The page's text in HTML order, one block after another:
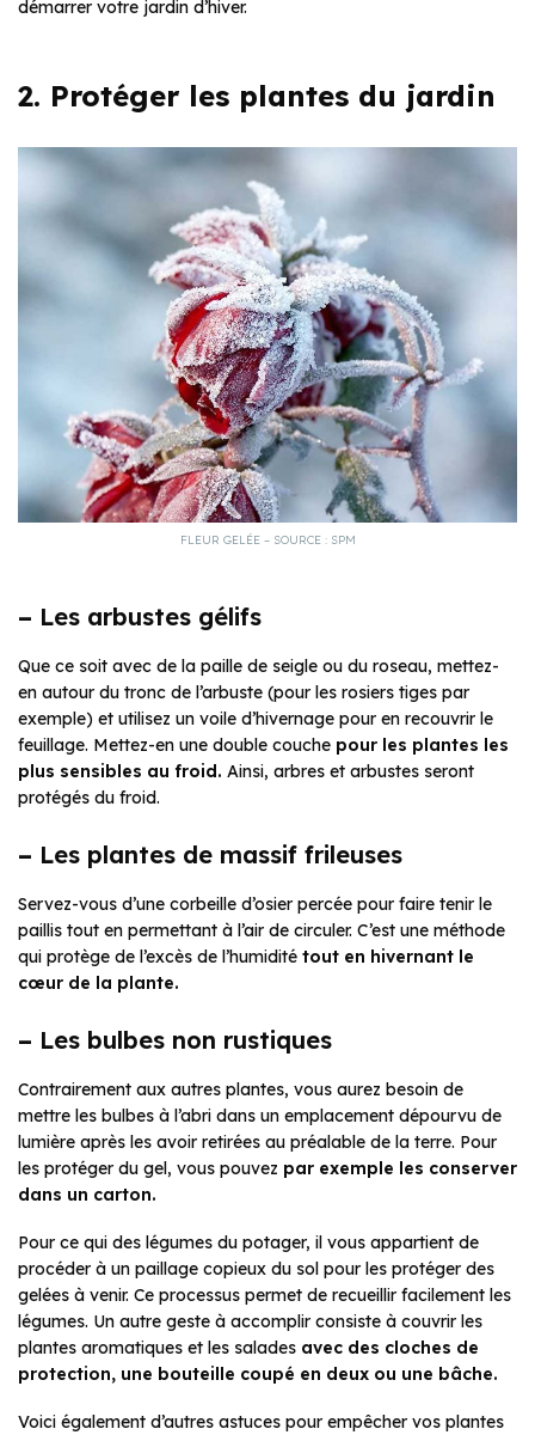
démarrer votre jardin d’hiver.
2. Protéger les plantes du jardin
FLEUR GELÉE – SOURCE : SPM
– Les arbustes gélifs
Que ce soit avec de la paille de seigle ou du roseau, mettez-
en autour du tronc de l’arbuste (pour les rosiers tiges par
exemple) et utilisez un voile d’hivernage pour en recouvrir le
feuillage. Mettez-en une double couche pour les plantes les
plus sensibles au froid. Ainsi, arbres et arbustes seront
protégés du froid.
– Les plantes de massif frileuses
Servez-vous d’une corbeille d’osier percée pour faire tenir le
paillis tout en permettant à l’air de circuler. C’est une méthode
qui protège de l’excès de l’humidité tout en hivernant le
cœur de la plante.
– Les bulbes non rustiques
Contrairement aux autres plantes, vous aurez besoin de
mettre les bulbes à l’abri dans un emplacement dépourvu de
lumière après les avoir retirées au préalable de la terre. Pour
les protéger du gel, vous pouvez par exemple les conserver
dans un carton.
Pour ce qui des légumes du potager, il vous appartient de
procéder à un paillage copieux du sol pour les protéger des
gelées à venir. Ce processus permet de recueillir facilement les
légumes. Un autre geste à accomplir consiste à couvrir les
plantes aromatiques et les salades avec des cloches de
protection, une bouteille coupé en deux ou une bâche.
Voici également d’autres astuces pour empêcher vos plantes